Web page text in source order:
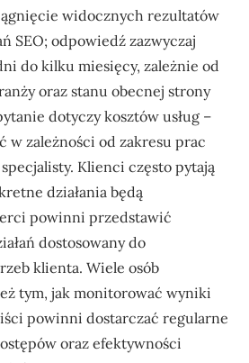
widocznych rezultatów
SEO; odpowiedź zazwyczaj
do kilku miesięcy, zależnie od
oraz stanu obecnej strony
dotyczy kosztów usług –
w zależności od zakresu prac
Klienci często pytają
działania będą
powinni przedstawić
dostosowany do
klienta. Wiele osób
tym, jak monitorować wyniki
powinni dostarczać regularne
oraz efektywności